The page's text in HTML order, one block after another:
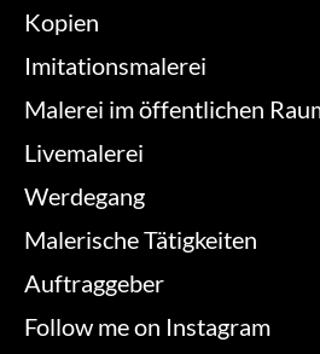
Kopien
Imitationsmalerei
Malerei im öffentlichen
Livemalerei
Werdegang
Malerische Tätigkeiten
Auftraggeber
Follow me on Instagram